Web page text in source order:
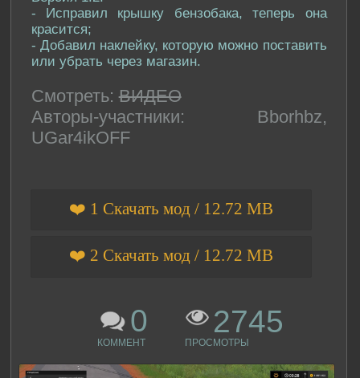
- Исправил крышку бензобака, теперь она
красится;
- Добавил наклейку, которую можно поставить
или убрать через магазин.
Смотреть: ВИДЕО
Авторы-участники: Bborhbz,
UGar4ikOFF
❤️ 1 Скачать мод / 12.72 MB
❤️ 2 Скачать мод / 12.72 MB
0
КОММЕНТ
2745
ПРОСМОТРЫ